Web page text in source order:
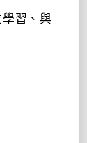
習、與